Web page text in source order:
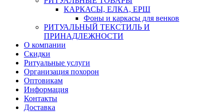
КАРКАСЫ, ЕЛКА, ЕРШ
Фоны и каркасы для венков
РИТУАЛЬНЫЙ ТЕКСТИЛЬ И
ПРИНАДЛЕЖНОСТИ
О компании
Скидки
Ритуальные услуги
Организация похорон
Оптовикам
Информация
Контакты
Доставка